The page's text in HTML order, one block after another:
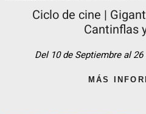
Ciclo de cine |
Cantinflas
Del 10 de Septiembre al
MÁS